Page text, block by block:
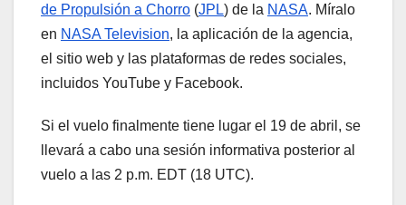
de Propulsión a Chorro (JPL) de la NASA. Míralo
en NASA Television, la aplicación de la agencia,
el sitio web y las plataformas de redes sociales,
incluidos YouTube y Facebook.
Si el vuelo finalmente tiene lugar el 19 de abril, se
llevará a cabo una sesión informativa posterior al
vuelo a las 2 p.m. EDT (18 UTC).